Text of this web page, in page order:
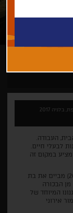
בלגיה 2017
העבודה.
לבעלי חיים.
במקום זה
סמואל בנשיטרית (אספלט, פסטיבל חיפה 2015) מביים את בת
הבכורה
המיוחד של
אירוני